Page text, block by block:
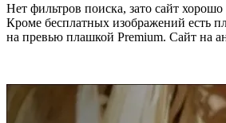
Нет фильтров поиска, зато сайт
Кроме бесплатных изображений есть
на превью плашкой Premium. Сайт на